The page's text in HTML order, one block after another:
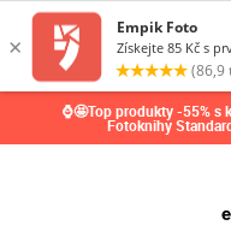
⌚🤩Top produkty -55% s
Fotoknihy